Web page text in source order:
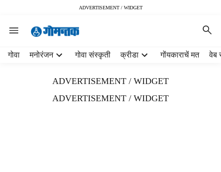
ADVERTISEMENT / WIDGET
गोवा मनोरंजन गोवा संस्कृती क्रीडा गोंयकाराचें मत वेब
ADVERTISEMENT / WIDGET
ADVERTISEMENT / WIDGET